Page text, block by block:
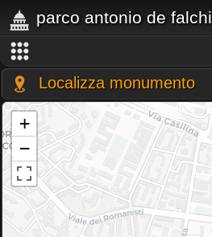
parco antonio de falchi
Localizza monumento
+
−